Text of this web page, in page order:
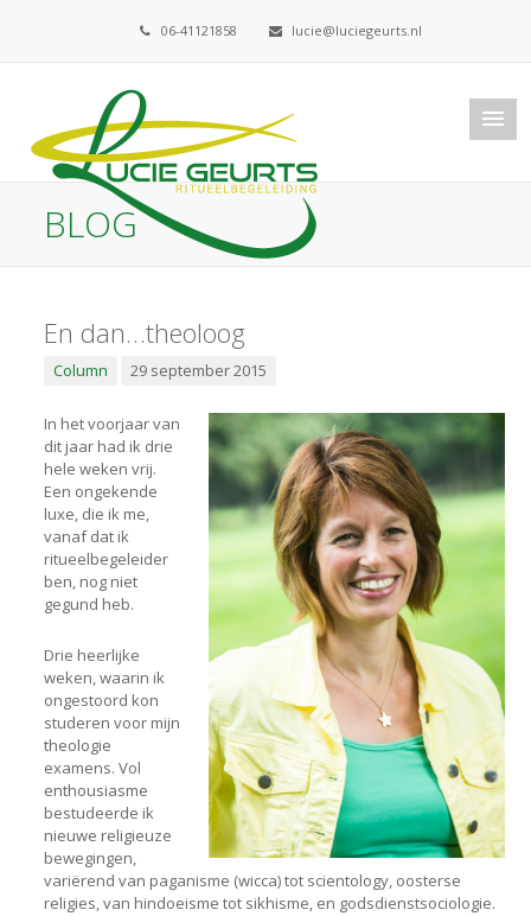
06-41121858 lucie@luciegeurts.nl
BLOG
En dan…theoloog
Column 29 september 2015
In het voorjaar van
dit jaar had ik drie
hele weken vrij.
Een ongekende
luxe, die ik me,
vanaf dat ik
ritueelbegeleider
ben, nog niet
gegund heb.
Drie heerlijke
weken, waarin ik
ongestoord kon
studeren voor mijn
theologie
examens. Vol
enthousiasme
bestudeerde ik
nieuwe religieuze
bewegingen,
variërend van paganisme (wicca) tot scientology, oosterse
religies, van hindoeisme tot sikhisme, en godsdienstsociologie.